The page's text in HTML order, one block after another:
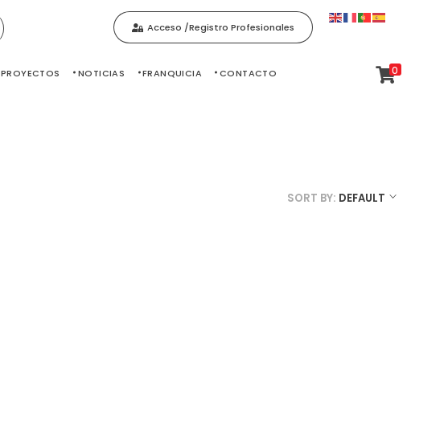
Acceso /Registro Profesionales
PROYECTOS NOTICIAS FRANQUICIA CONTACTO 0
SORT BY: DEFAULT